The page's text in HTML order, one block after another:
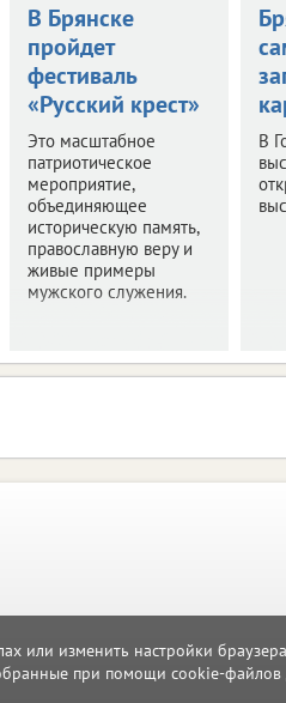
или изменить настройки
при помощи cookie-
В Брянске
пройдет
фестиваль
«Русский крест»
Это масштабное
патриотическое
мероприятие,
объединяющее
историческую память,
православную веру и
живые примеры
мужского служения.
В